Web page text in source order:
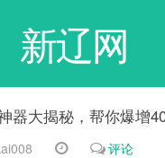
新辽网
器大揭秘，帮你爆增
评论